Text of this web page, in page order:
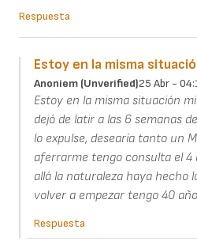
Respuesta
Estoy en la misma
Anoniem (unverified)25 Abr -
Estoy en la misma situación
dejó de latir a las 6 semanas
lo expulse, desearía tanto un
aferrarme tengo consulta el 4
allá la naturaleza haya hecho
volver a empezar tengo 40
Respuesta